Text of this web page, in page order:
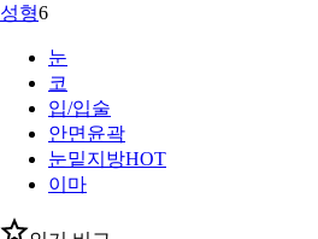
성형6
눈
코
입/입술
안면윤곽
눈밑지방HOT
이마